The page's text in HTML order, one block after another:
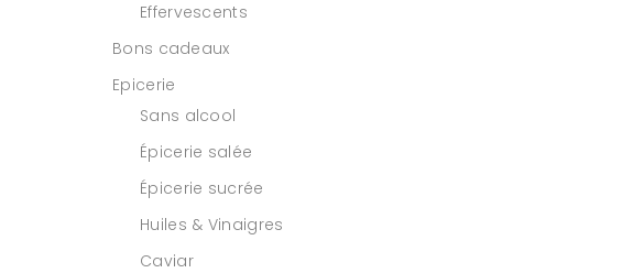
Effervescents
Bons cadeaux
Epicerie
Sans alcool
Épicerie salée
Épicerie sucrée
Huiles & Vinaigres
Caviar